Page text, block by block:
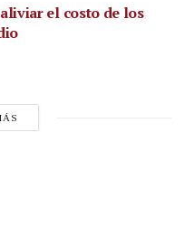
el costo de los